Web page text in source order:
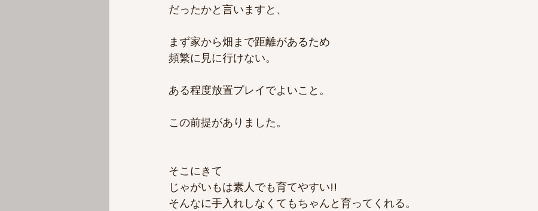
だったかと言いますと、
まず家から畑まで距離があるため
頻繁に見に行けない。
ある程度放置プレイでよいこと。
この前提がありました。
そこにきて
じゃがいもは素人でも育てやすい!!
そんなに手入れしなくてもちゃんと育ってくれる。